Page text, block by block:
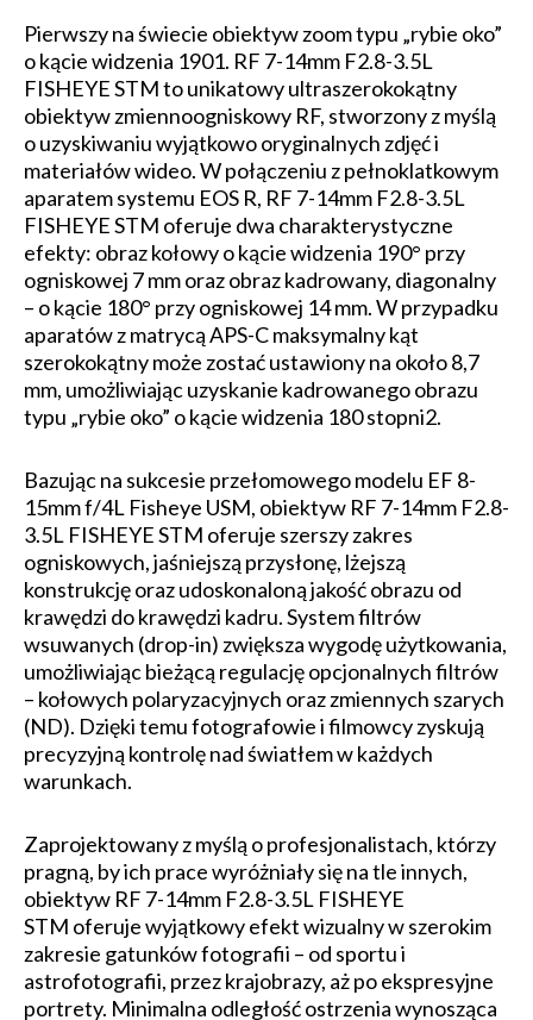
Pierwszy na świecie obiektyw zoom typu „rybie oko”
o kącie widzenia 1901. RF 7-14mm F2.8-3.5L
FISHEYE STM to unikatowy ultraszerokokątny
obiektyw zmiennoogniskowy RF, stworzony z myślą
o uzyskiwaniu wyjątkowo oryginalnych zdjęć i
materiałów wideo. W połączeniu z pełnoklatkowym
aparatem systemu EOS R, RF 7-14mm F2.8-3.5L
FISHEYE STM oferuje dwa charakterystyczne
efekty: obraz kołowy o kącie widzenia 190° przy
ogniskowej 7 mm oraz obraz kadrowany, diagonalny
– o kącie 180° przy ogniskowej 14 mm. W przypadku
aparatów z matrycą APS-C maksymalny kąt
szerokokątny może zostać ustawiony na około 8,7
mm, umożliwiając uzyskanie kadrowanego obrazu
typu „rybie oko” o kącie widzenia 180 stopni2.
Bazując na sukcesie przełomowego modelu EF 8-
15mm f/4L Fisheye USM, obiektyw RF 7-14mm F2.8-
3.5L FISHEYE STM oferuje szerszy zakres
ogniskowych, jaśniejszą przysłonę, lżejszą
konstrukcję oraz udoskonaloną jakość obrazu od
krawędzi do krawędzi kadru. System filtrów
wsuwanych (drop-in) zwiększa wygodę użytkowania,
umożliwiając bieżącą regulację opcjonalnych filtrów
– kołowych polaryzacyjnych oraz zmiennych szarych
(ND). Dzięki temu fotografowie i filmowcy zyskują
precyzyjną kontrolę nad światłem w każdych
warunkach.
Zaprojektowany z myślą o profesjonalistach, którzy
pragną, by ich prace wyróżniały się na tle innych,
obiektyw RF 7-14mm F2.8-3.5L FISHEYE
STM oferuje wyjątkowy efekt wizualny w szerokim
zakresie gatunków fotografii – od sportu i
astrofotografii, przez krajobrazy, aż po ekspresyjne
portrety. Minimalna odległość ostrzenia wynosząca